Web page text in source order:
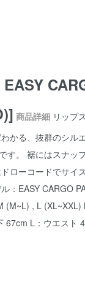
商品詳細 リップ
かる、抜群のシル
す。 裾にはスナッ
ローコードでサイ
：EASY CARGO
(M~L) , L (XL~XXL)
67cm L：ウエスト